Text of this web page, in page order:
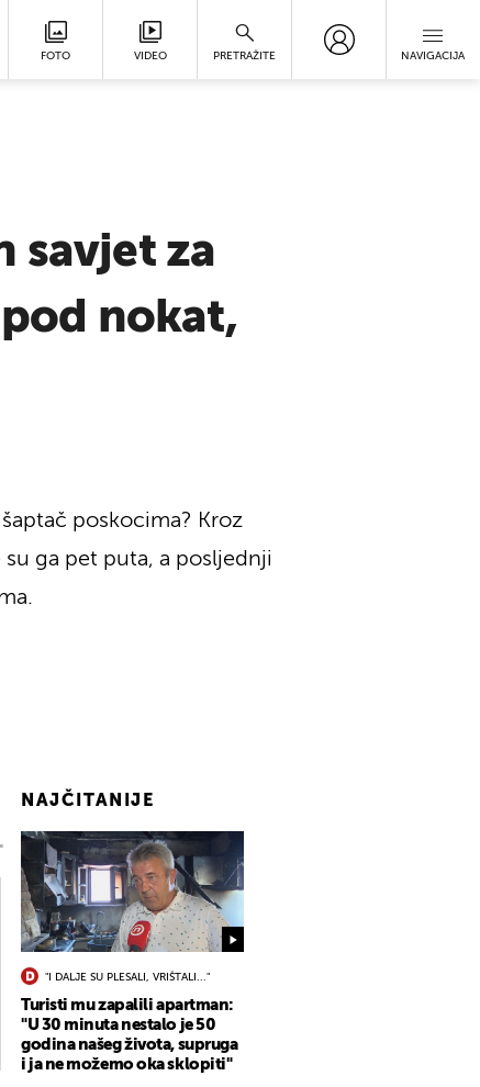
FOTO VIDEO PRETRAŽITE NAVIGACIJA
savjet za
nokat,
poskocima? Kroz
ga pet puta, a posljednji
NAJČITANIJE
"I DALJE SU PLESALI, VRIŠTALI..."
Turisti mu zapalili apartman:
"U 30 minuta nestalo je 50
godina našeg života, supruga
i ja ne možemo oka sklopiti"